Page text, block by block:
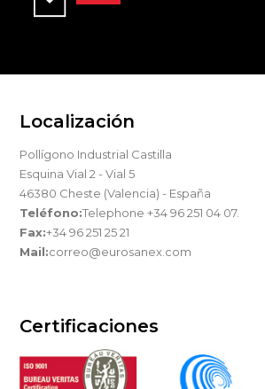
Localización
Pollígono Industrial Castilla
Esquina Vial 2 - Vial 5
46380 Cheste (Valencia) - España
Teléfono:Telephone +34 96 251 04 07.
Fax:+34 96 251 25 21
Mail:correo@eurosanex.com
Certificaciones